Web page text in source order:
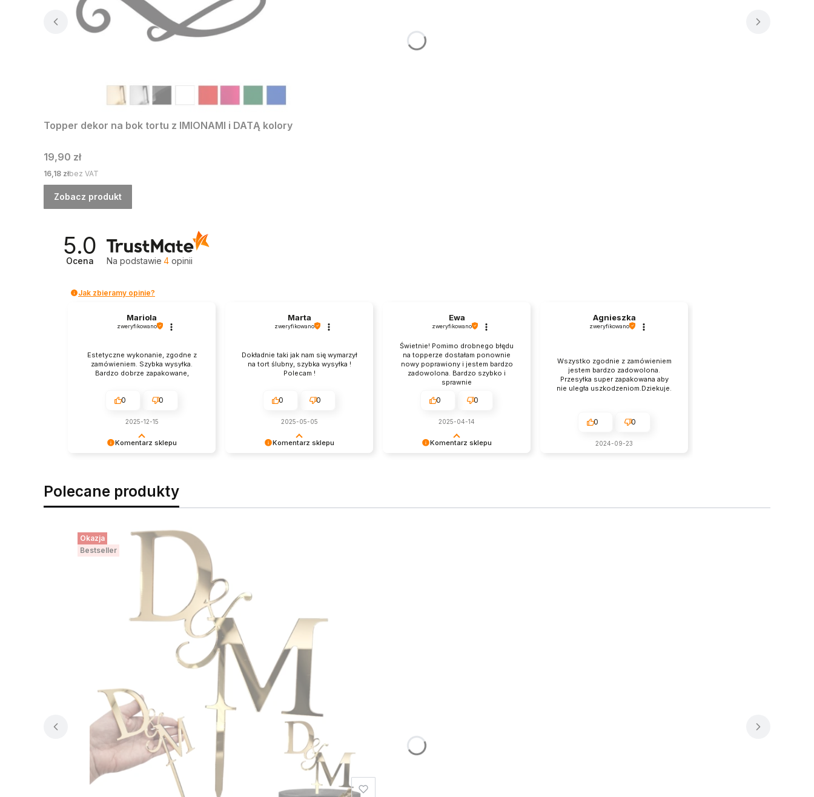
Topper dekor na bok tortu z IMIONAMI i DATĄ kolory
Cena
19,90 zł
Cena
16,18 złbez VAT
Zobacz produkt
5.0
Ocena Na podstawie 4 opinii
Jak zbieramy opinie?
Komentarz sklepu
Mariola
zweryfikowano
Estetyczne wykonanie, zgodne z
zamówieniem. Szybka wysyłka.
Bardzo dobrze zapakowane,
0 0
2025-12-15
Komentarz sklepu
pozdrowieniami, obsługa sklepu.
Marta
zweryfikowano
Dokładnie taki jak nam się wymarzył
na tort ślubny, szybka wysyłka !
Polecam !
0 0
2025-05-05
Komentarz sklepu
Ewa
zweryfikowano
Świetnie! Pomimo drobnego błędu
na topperze dostałam ponownie
nowy poprawiony i jestem bardzo
zadowolona. Bardzo szybko i
sprawnie
0 0
2025-04-14
Agnieszka
zweryfikowano
Wszystko zgodnie z zamówieniem
jestem bardzo zadowolona.
Przesyłka super zapakowana aby
nie uległa uszkodzeniom.Dziekuje.
0 0
2024-09-23
Polecane produkty
Okazja
Bestseller